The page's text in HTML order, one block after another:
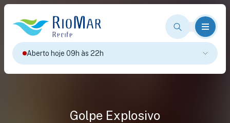
Aberto hoje 09h às 22h
Golpe Explosivo